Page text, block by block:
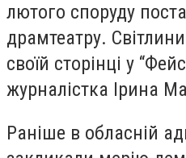
лютого споруду
драмтеатру.
своїй сторінці у
журналістка Ірина
Раніше в обласній